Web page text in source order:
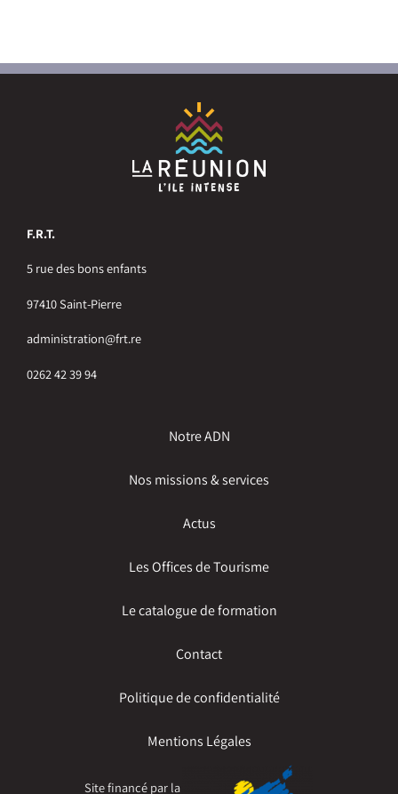
F.R.T.
5 rue des bons enfants
97410 Saint-Pierre
administration@frt.re
0262 42 39 94
Notre ADN
Nos missions & services
Actus
Les Offices de Tourisme
Le catalogue de formation
Contact
Politique de confidentialité
Mentions Légales
Site financé par la